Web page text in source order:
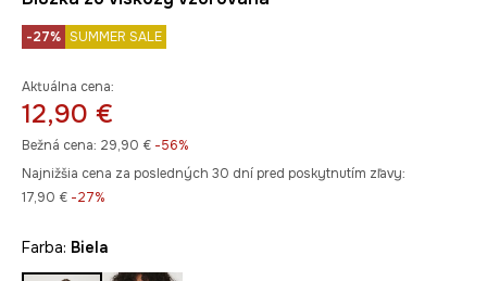
-27% SUMMER SALE
Aktuálna cena:
12,90 €
Bežná cena: 29,90 € -56%
Najnižšia cena za posledných 30 dní pred poskytnutím zľavy:
17,90 € -27%
Farba: biela